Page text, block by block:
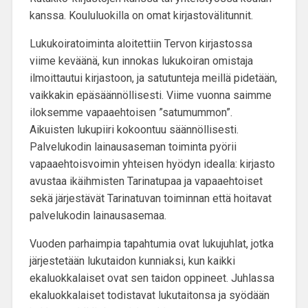
kanssa. Koululuokilla on omat kirjastovälitunnit.
Lukukoiratoimintaaloitettiin Tervon kirjastossa
viime keväänä, kun innokas lukukoiran omistaja
ilmoittautui kirjastoon, ja satutunteja meillä pidetään,
vaikkakin epäsäännöllisesti. Viime vuonna saimme
iloksemme vapaaehtoisen ”satumummon”.
Aikuisten lukupiiri kokoontuu säännöllisesti.
Palvelukodin lainausasemantoiminta pyörii
vapaaehtoisvoimin yhteisen hyödyn idealla: kirjasto
avustaa ikäihmisten Tarinatupaa ja vapaaehtoiset
sekä järjestävät Tarinatuvan toiminnan että hoitavat
palvelukodin lainausasemaa.
Vuoden parhaimpia tapahtumia ovat lukujuhlat, jotka
järjestetään lukutaidon kunniaksi, kun kaikki
ekaluokkalaiset ovat sen taidon oppineet. Juhlassa
ekaluokkalaiset todistavat lukutaitonsa ja syödään